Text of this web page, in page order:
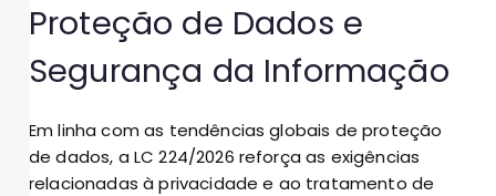
Proteção de Dados e
Segurança da Informação
Em linha com as tendências globais de proteção
de dados, a LC 224/2026 reforça as exigências
relacionadas à privacidade e ao tratamento de